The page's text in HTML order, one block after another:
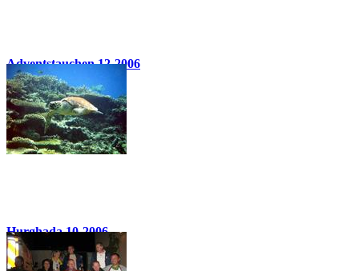
Adventstauchen 12-2006
23 Bilder
Hurghada 10-2006
74 Bilder